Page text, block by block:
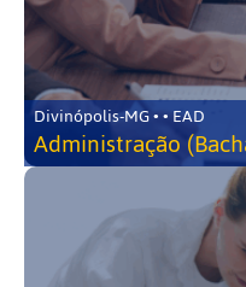
Divinópolis-MG • • EAD
Administração